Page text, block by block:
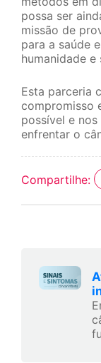
possa ser
missão de
para a saúde
humanidade e
Esta parceria
compromisso
possível e
enfrentar o
Compartilhe: